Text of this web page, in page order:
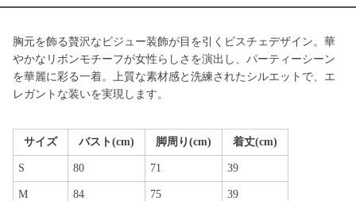
胸元を飾る贅沢なビジュー装飾が目を引くビスチェデザイン。華
やかなリボンモチーフが女性らしさを演出し、パーティーシーン
を華麗に彩る一着。上質な素材感と洗練されたシルエットで、エ
レガントな装いを実現します。
サイズ バスト(cm) 脚周り(cm) 着丈(cm)
S 80 71 39
M 84 75 39